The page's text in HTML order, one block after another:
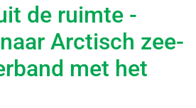
de ruimte -
Arctisch zee-
met het